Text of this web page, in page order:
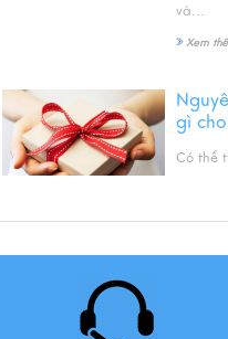
và...
Xem
gì
Có thể
Tìm
thói